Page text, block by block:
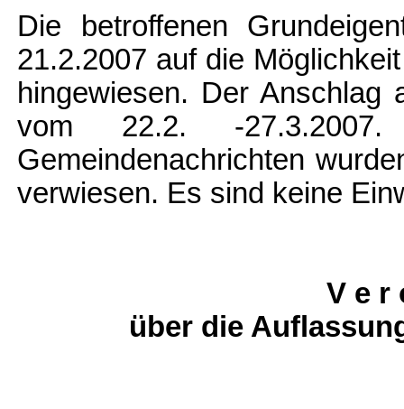
Die betroffenen
21.2.2007 auf die
hingewiesen. Der
vom 22.2. -
Gemeindenachrichten
verwiesen. Es sind keine
V e r
über die